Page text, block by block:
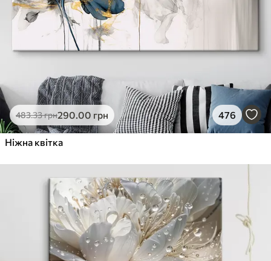
483.33грн290.00 грн 476
Ніжна квітка